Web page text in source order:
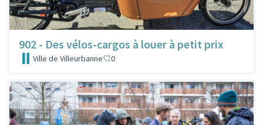
902 - Des vélos-cargos à louer à petit prix
Ville de Villeurbanne 0